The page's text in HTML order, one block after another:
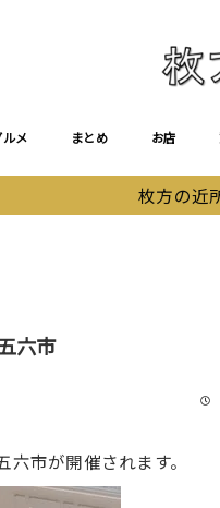
ルメ まとめ お店
枚方の近
六市
市が開催されます。